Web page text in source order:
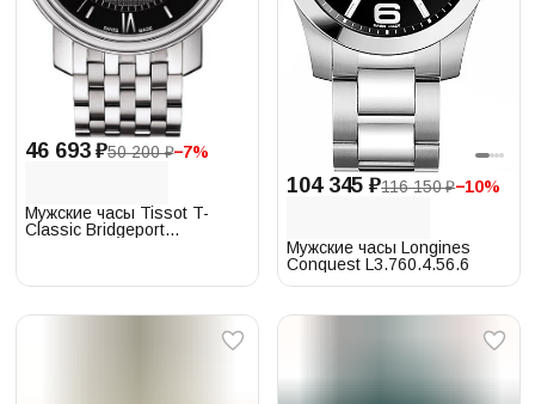
46 693 ₽50 200 ₽−7%
Мужские часы Tissot T-
Classic Bridgeport
104 345 ₽116 150 ₽−10%
Мужские часы Longines
Conquest L3.760.4.56.6